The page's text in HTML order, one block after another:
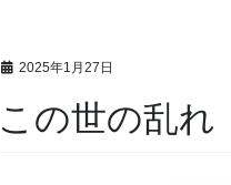
2025年1月27日
この世の乱れ